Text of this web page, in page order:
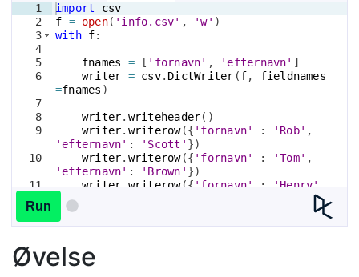
1
2
3
4
5
6
7
8
9
10
11
import
csv
f = open( 'info.csv' , 'w' )
with f:
fnames = [ 'fornavn' , 'efternavn' ]
writer = csv. DictWriter (f, fieldnames
=fnames )
writer. writeheader( )
writer. writerow({ 'fornavn' : 'Rob' ,
'efternavn' : 'Scott' })
writer. writerow({ 'fornavn' : 'Tom' ,
'efternavn' : 'Brown' })
writer writerow({ 'fornavn' : 'Henry'
'efternavn'
Run
Øvelse